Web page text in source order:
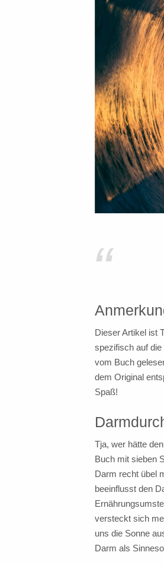
“
Dieser Artikel ist
spezifisch auf
vom Buch
dem Original
Spaß!
Tja, wer hätte
Buch mit sieben
Darm recht übel
beeinflusst den
versteckt sich
uns die Sonne
Darm als